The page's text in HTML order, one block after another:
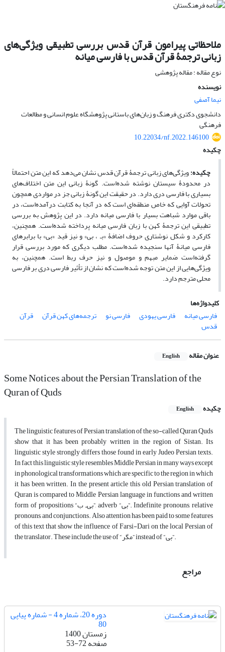
ملاحظاتی پیرامون قرآن قدس بررسی تطبیقی ویژگی‌های
زبانی ترجمۀ قرآن قدس با فارسی ‌میانه
نوع مقاله : مقاله پژوهشی
نویسنده
نیما آصفی
دانشجوی دکتری فرهنگ و زبان‌های باستانی پژوهشگاه علوم انسانی و مطالعات
فرهنگی
10.22034/nf.2022.146100
چکیده
چکیده:ویژگی‌های زبانی ترجمۀ قرآن قدس نشان می‌دهد که این متن احتمالاً
در محدودۀ سیستان نوشته شده‌است. گونۀ زبانی این متن اختلاف‌های
بسیاری با فارسی ‌دری دارد. در حقیقت این گونۀ زبانی جز در مواردی همچون
تحولات آوایی که خاص منطقه‌ای است که در آنجا به کتابت درآمده‌است، در
باقی موارد شباهت بسیار با فارسی ‌میانه دارد. در این پژوهش به بررسی
تطبیقی این ترجمۀ کهن با زبان فارسی ‌میانه پرداخته شده‌است. همچنین،
کارکرد و شکل نوشتاری حروف اضافۀ «بـ ، بی» و نیز قید «بی» با برابرهای
فارسی میانۀ آنها سنجیده شده‌است. مطلب دیگری که مورد بررسی قرار
گرفته‌است ضمایر مبهم و موصول و نیز حرف ربط است. همچنین، به
ویژگی‌هایی از این متن توجه شده‌است که نشان از تأثیر فارسی ‌دری بر فارسی
محلی مترجم دارد.
کلیدواژه‌ها
فارسی ‌میانه
فارسی یهودی فارسی نو ترجمه‌های کهن قرآن قرآن
قدس
عنوان مقاله English
Some Notices about the Persian Translation of the
Quran of Quds
چکیده English
The linguistic features of Persian translation of the so-called Quran Quds
show that it has been probably written in the region of Sistan. Its
linguistic style strongly differs those found in early Judeo Persian texts.
In fact this linguistic style resembles Middle Persian in many ways except
in phonological transformations which are specific to the region in which
it has been written. In the present article this old Persian translation of
Quran is compared to Middle Persian language in functions and written
form of propositions “بی‌ـ ب”, adverb “بی”. Indefinite pronouns, relative
pronouns, and conjunctions. Also attention has been paid to some features
of this text that show the influence of Farsi-Dari on the local Persian of
the translator. These include the use of “مگر” instead of “بی”.
مراجع
دوره 20، شماره 4 - شماره پیاپی
80
زمستان 1400
صفحه53-72